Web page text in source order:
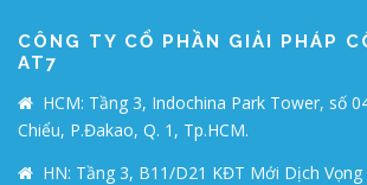
CÔNG TY CỔ PHẦN GIẢI PHÁP
AT7
HCM: Tầng 3, Indochina Park Tower, số
Chiểu, P.Đakao, Q. 1, Tp.HCM.
HN: Tầng 3, B11/D21 KĐT Mới Dịch